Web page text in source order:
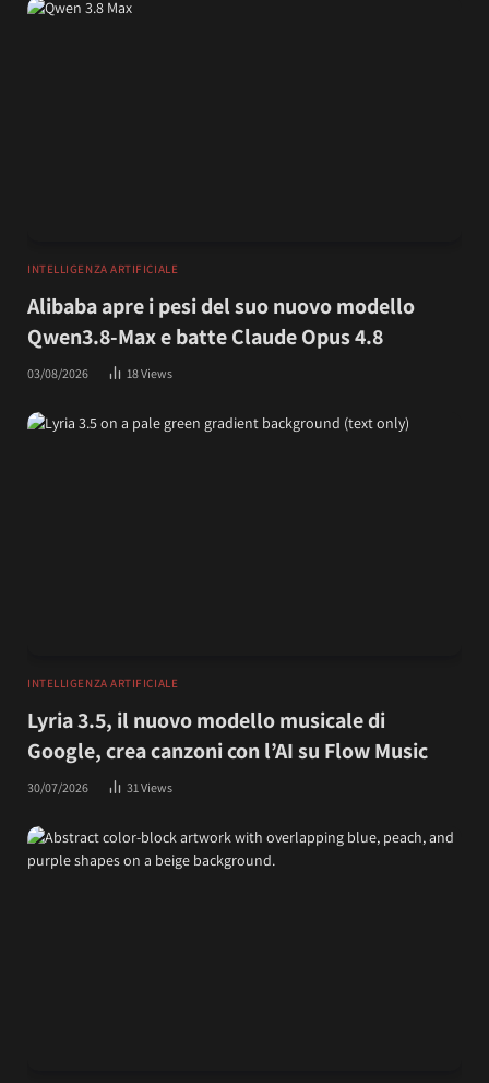
INTELLIGENZA ARTIFICIALE
Alibaba apre i pesi del suo nuovo modello
Qwen3.8-Max e batte Claude Opus 4.8
03/08/2026 18Views
INTELLIGENZA ARTIFICIALE
Lyria 3.5, il nuovo modello musicale di
Google, crea canzoni con l’AI su Flow Music
30/07/2026 31Views